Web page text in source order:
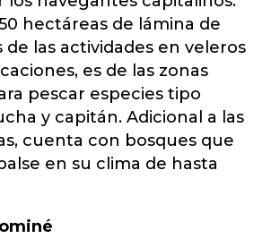
hectáreas de lámina de
de las actividades en veleros
es de las zonas
pescar especies tipo
y capitán. Adicional a las
cuenta con bosques que
en su clima de hasta